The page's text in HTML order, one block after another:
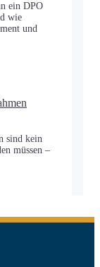
ein DPO
wie
und
sind kein
müssen –